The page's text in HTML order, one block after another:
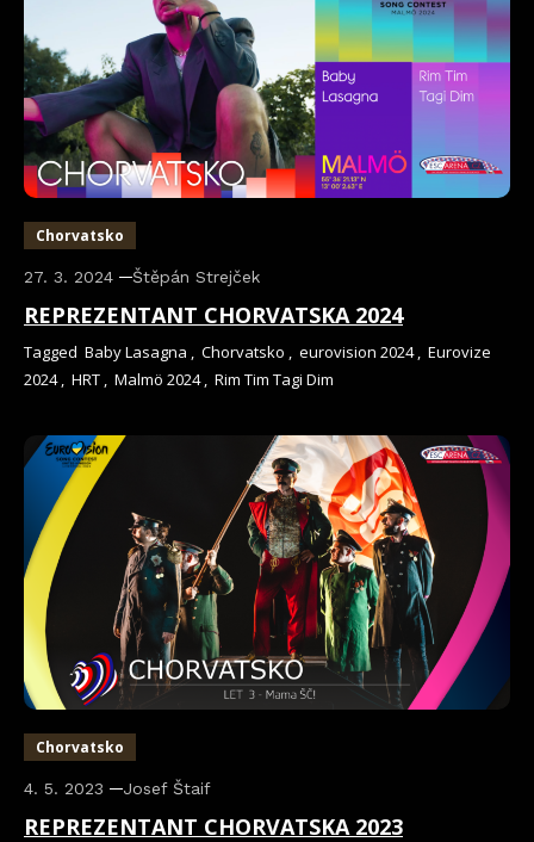
Chorvatsko
27. 3. 2024 Štěpán Strejček
REPREZENTANT CHORVATSKA 2024
Tagged Baby Lasagna , Chorvatsko , eurovision 2024 , Eurovize
2024 , HRT , Malmö 2024 , Rim Tim Tagi Dim
Chorvatsko
4. 5. 2023 Josef Štaif
REPREZENTANT CHORVATSKA 2023